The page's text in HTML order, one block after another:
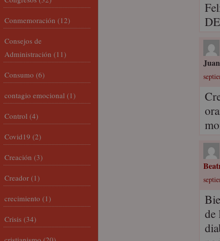
de
Conmemoración (12)
Consejos de
Administración (11)
Consumo (6)
contagio emocional (1)
Control (4)
Covid19 (2)
Creación (3)
Creador (1)
crecimiento (1)
Crisis (34)